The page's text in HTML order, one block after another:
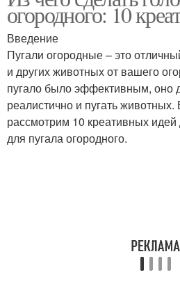
огородного: 10
Введение
Пугали огородные – это
и других животных от вашего
пугало было эффективным, оно
реалистично и пугать животных.
рассмотрим 10 креативных
для пугала огородного.